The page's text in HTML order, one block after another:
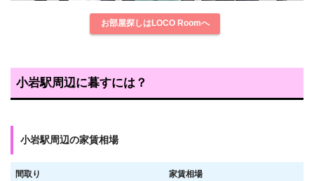
お部屋探しはLOCO Roomへ
小岩駅周辺に暮すには？
小岩駅周辺の家賃相場
間取り 家賃相場